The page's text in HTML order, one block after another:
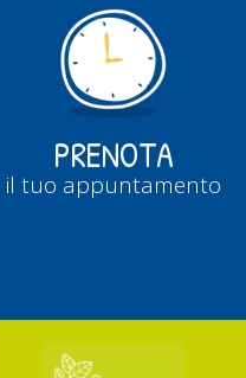
PRENOTA
il tuo appuntamento